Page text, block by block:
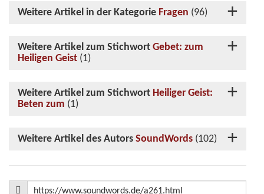
Weitere Artikel in der Kategorie Fragen (96)
Weitere Artikel zum Stichwort Gebet: zum
Heiligen Geist (1)
Weitere Artikel zum Stichwort Heiliger Geist:
Beten zum (1)
Weitere Artikel des Autors SoundWords (102)